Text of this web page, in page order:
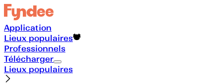
Application
Lieux populaires
Professionnels
Télécharger
Lieux populaires